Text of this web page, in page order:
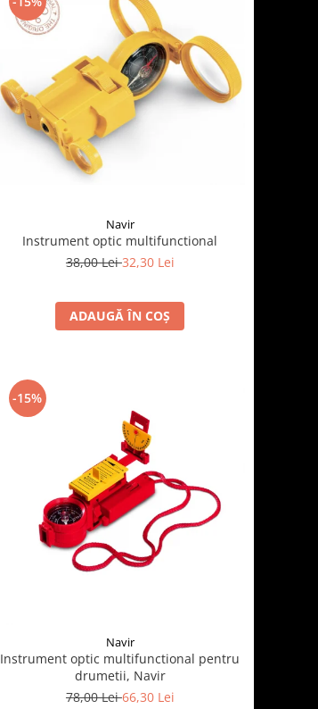
Navir
Instrument optic multifunctional
38,00 Lei32,30 Lei
ADAUGĂ ÎN COȘ
-15%
Navir
Instrument optic multifunctional pentru
drumetii, Navir
78,00 Lei66,30 Lei